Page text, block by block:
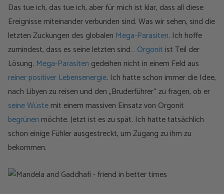
Das tue ich, das tue ich, aber für mich ist klar, dass all diese
Ereignisse miteinander verbunden sind. Was wir sehen, sind die
letzten Zuckungen des globalen Mega-Parasiten. Ich hoffe
zumindest, dass es seine letzten sind… Orgonit ist Teil der
Lösung. Mega-Parasiten gedeihen nicht in einem Feld aus
reiner positiver Lebensenergie. Ich hatte schon immer die Idee,
nach Libyen zu reisen und den „Bruderführer“ zu fragen, ob er
seine Wüstemit einem massiven Einsatz von Orgonit
begrünen möchte. Jetzt ist es zu spät. Ich hatte tatsächlich
schon einige Fühler ausgestreckt, um Zugang zu ihm zu
bekommen.